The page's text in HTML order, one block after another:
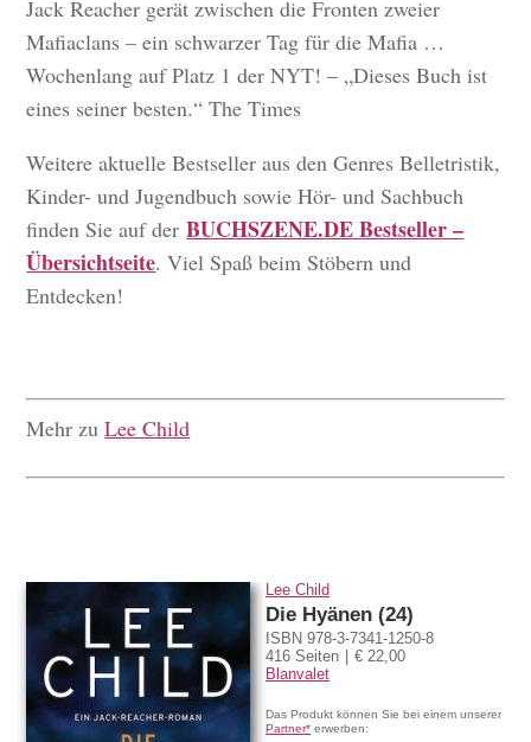
Jack Reacher gerät zwischen die Fronten zweier
Mafiaclans – ein schwarzer Tag für die Mafia …
Wochenlang auf Platz 1 der NYT! – „Dieses Buch ist
eines seiner besten.“ The Times
Weitere aktuelle Bestseller aus den Genres Belletristik,
Kinder- und Jugendbuch sowie Hör- und Sachbuch
finden Sie auf derBUCHSZENE.DE Bestseller –
Übersichtseite. Viel Spaß beim Stöbern und
Entdecken!
Mehr zuLee Child
Lee Child
Die Hyänen (24)
ISBN 978-3-7341-1250-8
416 Seiten
€ 22,00
Blanvalet
Das Produkt können Sie bei einem unserer
Partner* erwerben: